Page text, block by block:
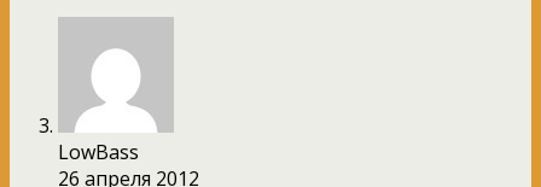
LowBass
26 апреля 2012